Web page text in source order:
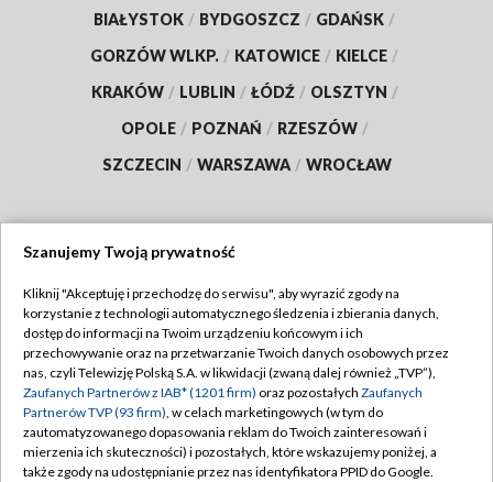
BIAŁYSTOK / BYDGOSZCZ / GDAŃSK /
GORZÓW WLKP. / KATOWICE / KIELCE /
KRAKÓW / LUBLIN / ŁÓDŹ / OLSZTYN /
OPOLE / POZNAŃ / RZESZÓW /
SZCZECIN / WARSZAWA / WROCŁAW
TVP
Abonament TVP
Emisja w TVP
Centrum informacji TVP
Naziemna Telewizja Cyfrowa
Regulamin TVP
Polityka prywatności
Moje zgody
Pomoc
Szanujemy Twoją prywatność
Kliknij "Akceptuję i przechodzę do serwisu", aby wyrazić zgody na
korzystanie z technologii automatycznego śledzenia i zbierania danych,
dostęp do informacji na Twoim urządzeniu końcowym i ich
przechowywanie oraz na przetwarzanie Twoich danych osobowych przez
nas, czyli Telewizję Polską S.A. w likwidacji (zwaną dalej również „TVP”),
Zaufanych Partnerów z IAB* (1201 firm) oraz pozostałych Zaufanych
Partnerów TVP (93 firm), w celach marketingowych (w tym do
zautomatyzowanego dopasowania reklam do Twoich zainteresowań i
mierzenia ich skuteczności) i pozostałych, które wskazujemy poniżej, a
także zgody na udostępnianie przez nas identyfikatora PPID do Google.